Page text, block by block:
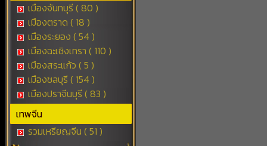
เมืองจันทบุรี ( 80 )
เมืองตราด ( 18 )
เมืองระยอง ( 54 )
เมืองฉะเชิงเทรา ( 110 )
เมืองสระแก้ว ( 5 )
เมืองชลบุรี ( 154 )
เมืองปราจีนบุรี ( 83 )
เทพจีน
รวมเหรียญจีน ( 51 )